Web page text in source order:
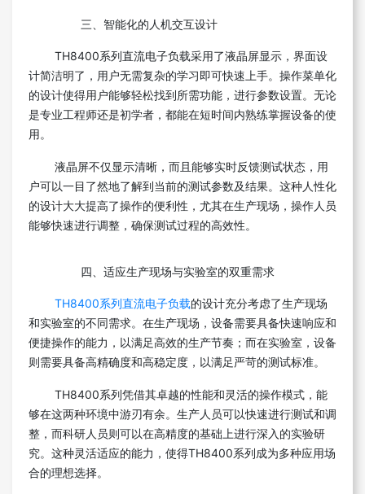
三、智能化的人机交互设计
TH8400系列直流电子负载采用了液晶屏显示，界面设
计简洁明了，用户无需复杂的学习即可快速上手。操作菜单化
的设计使得用户能够轻松找到所需功能，进行参数设置。无论
是专业工程师还是初学者，都能在短时间内熟练掌握设备的使
用。
液晶屏不仅显示清晰，而且能够实时反馈测试状态，用
户可以一目了然地了解到当前的测试参数及结果。这种人性化
的设计大大提高了操作的便利性，尤其在生产现场，操作人员
能够快速进行调整，确保测试过程的高效性。
四、适应生产现场与实验室的双重需求
TH8400系列直流电子负载的设计充分考虑了生产现场
和实验室的不同需求。在生产现场，设备需要具备快速响应和
便捷操作的能力，以满足高效的生产节奏；而在实验室，设备
则需要具备高精确度和高稳定度，以满足严苛的测试标准。
TH8400系列凭借其卓越的性能和灵活的操作模式，能
够在这两种环境中游刃有余。生产人员可以快速进行测试和调
整，而科研人员则可以在高精度的基础上进行深入的实验研
究。这种灵活适应的能力，使得TH8400系列成为多种应用场
合的理想选择。